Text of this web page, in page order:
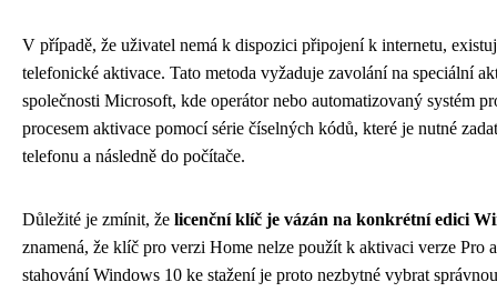
V případě, že uživatel nemá k dispozici připojení k internetu,
telefonické aktivace. Tato metoda vyžaduje zavolání na speciální
společnosti Microsoft, kde operátor nebo automatizovaný systém
procesem aktivace pomocí série číselných kódů, které je nutné
telefonu a následně do počítače.
Důležité je zmínit, že licenční klíč je vázán na konkrétní edici
znamená, že klíč pro verzi Home nelze použít k aktivaci verze Pro
stahování Windows 10 ke stažení je proto nezbytné vybrat